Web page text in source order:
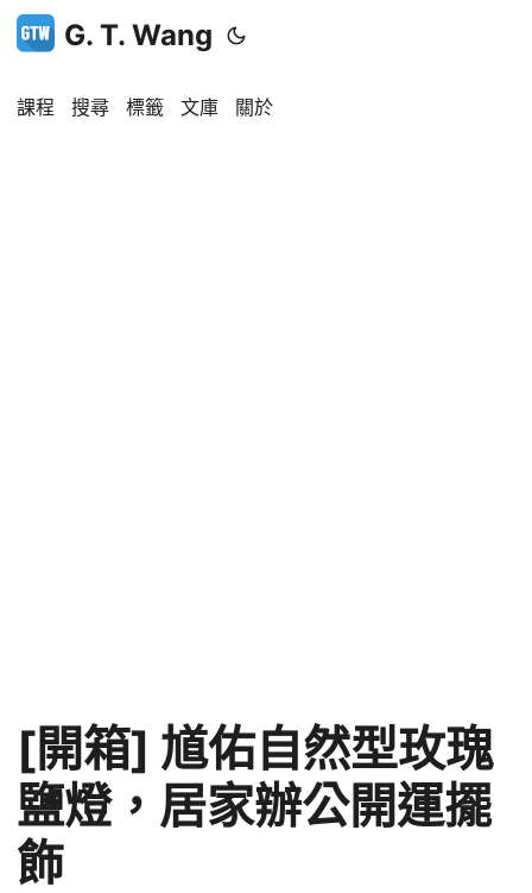
G. T. Wang
課程 搜尋 標籤 文庫 關於
[開箱] 馗佑自然型玫瑰
鹽燈，居家辦公開運擺
飾